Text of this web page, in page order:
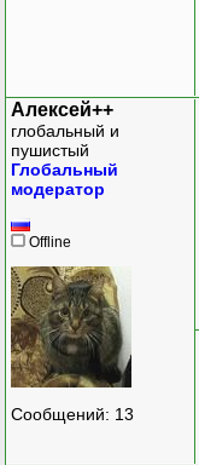
Алексей++
глобальный и
пушистый
Глобальный
модератор
Offline
Сообщений: 13